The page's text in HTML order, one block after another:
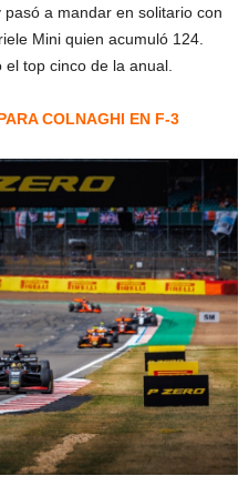
a mandar en solitario con
Mini quien acumuló 124.
top cinco de la anual.
A COLNAGHI EN F-3